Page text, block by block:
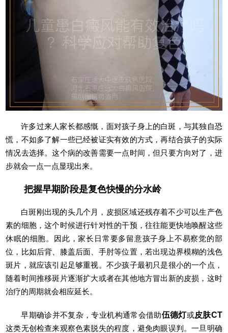
许多过来人家长都感慨，面对孩子身上的白斑，与其独自恐
慌，不如多了解一些已经被证实有效的方式，再结合孩子的实际
情况去选择。这个病的改善需要一点时间，但只要方向对了，进
步就会一点一点显现出来。
把握早期阶段是复色快慢的分水岭
白斑刚出现的头几个月，皮损区域还残存着不少可以生产色
素的细胞，这个时候进行针对性的干预，往往能更快地唤醒这些
休眠的细胞。因此，家长日常要多留意孩子身上不易察觉的部
位，比如后背、膝盖后面、手肘等位置，若出现边界模糊的浅色
斑片，就应该引起足够重视。不少孩子最初只是很小的一个点，
随着时间推移斑片逐渐扩大或者在其他地方冒出新的皮损，这时
治疗的周期就会相应延长。
早期确诊并不复杂，专业机构通常会借助伍德灯或皮肤CT
这类无创检查来观察色素脱失的程度，避免肉眼误判。一旦明确